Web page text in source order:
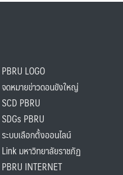
LOGO
หมายข่าวดอนขังใหญ่
PBRU
PBRU
บบเลือกตั้งออนไลน์
มหาวิทยาลัยราชภัฏ
INTERNET